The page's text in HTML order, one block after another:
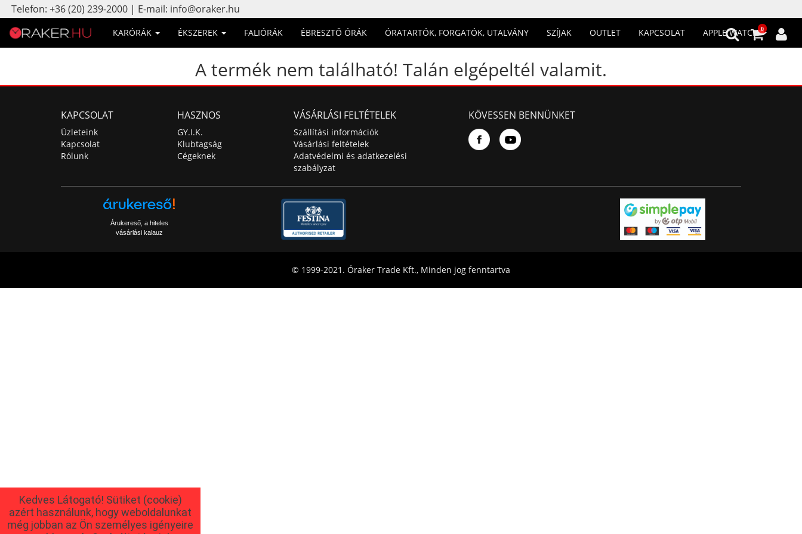
Telefon: +36 (20) 239-2000 | E-mail: info@oraker.hu
0
KARÓRÁK ÉKSZEREK FALIÓRÁK ÉBRESZTŐ ÓRÁK ÓRATARTÓK, FORGATÓK, UTALVÁNY SZÍJAK OUTLET KAPCSOLAT APPLE WATCH
A termék nem található! Talán elgépeltél valamit.
KAPCSOLAT
Üzleteink
Kapcsolat
Rólunk
HASZNOS
GY.I.K.
Klubtagság
Cégeknek
VÁSÁRLÁSI FELTÉTELEK
Szállítási információk
Vásárlási feltételek
Adatvédelmi és adatkezelési
szabályzat
KÖVESSEN BENNÜNKET
Árukereső, a hiteles
vásárlási kalauz
© 1999-2021. Óraker Trade Kft., Minden jog fenntartva
Kedves Látogató! Sütiket (cookie)
azért használunk, hogy weboldalunkat
még jobban az Ön személyes igényeire